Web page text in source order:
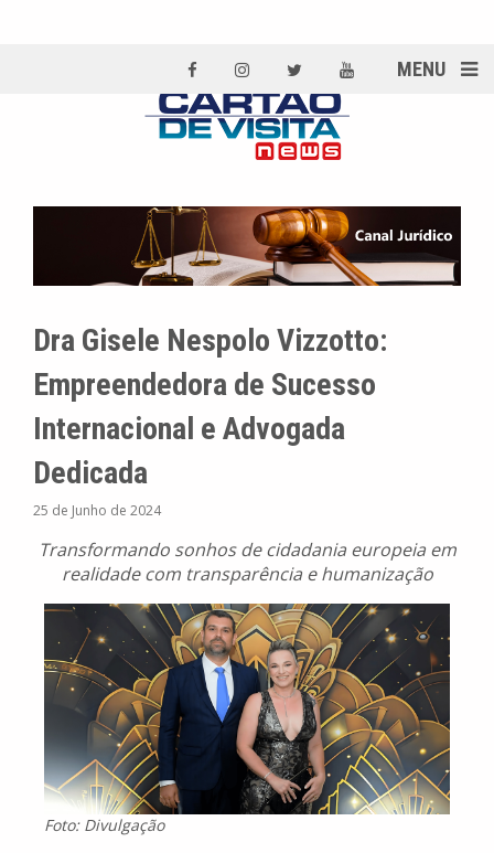
MENU
Dra Gisele Nespolo Vizzotto:
Empreendedora de Sucesso
Internacional e Advogada
Dedicada
25 de Junho de 2024
Transformando sonhos de cidadania europeia em
realidade com transparência e humanização
Foto: Divulgação